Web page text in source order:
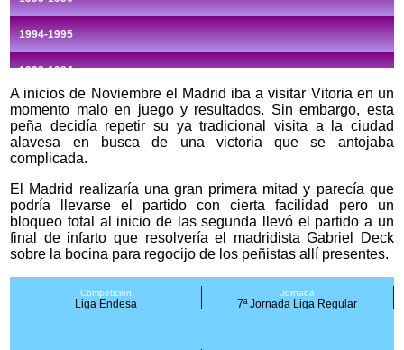
1994-1995
1993-1994
1992-1993
* Los viajes en color gris carecen de documentación
A inicios de Noviembre el Madrid iba a visitar Vitoria en un
momento malo en juego y resultados. Sin embargo, esta
peña decidía repetir su ya tradicional visita a la ciudad
alavesa en busca de una victoria que se antojaba
complicada.
El Madrid realizaría una gran primera mitad y parecía que
podría llevarse el partido con cierta facilidad pero un
bloqueo total al inicio de las segunda llevó el partido a un
final de infarto que resolvería el madridista Gabriel Deck
sobre la bocina para regocijo de los peñistas allí presentes.
Competición
Liga Endesa
Jornada
7ª Jornada Liga Regular